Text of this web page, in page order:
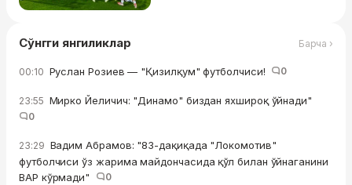
Сўнгги янгиликлар Барча ›
00:10 Руслан Розиев — "Қизилқум" футболчиси! 0
23:55 Мирко Йеличич: "Динамо" биздан яхшироқ ўйнади"
0
23:29 Вадим Абрамов: "83-дақиқада "Локомотив"
футболчиси ўз жарима майдончасида қўл билан ўйнаганини
ВАР кўрмади"
0